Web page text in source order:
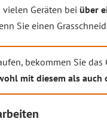
Geräten bei über
Sie einen
bekommen Sie das
mit diesem als auch